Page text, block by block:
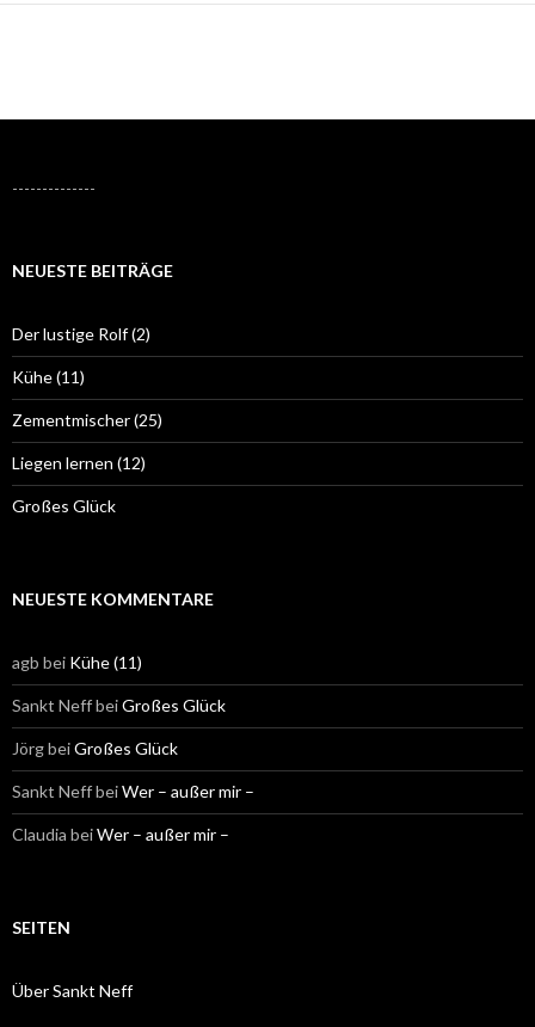
--------------
NEUESTE BEITRÄGE
Der lustige Rolf (2)
Kühe (11)
Zementmischer (25)
Liegen lernen (12)
Großes Glück
NEUESTE KOMMENTARE
agb bei Kühe (11)
Sankt NeffbeiGroßes Glück
JörgbeiGroßes Glück
Sankt NeffbeiWer – außer mir –
Claudia beiWer – außer mir –
SEITEN
Über Sankt Neff